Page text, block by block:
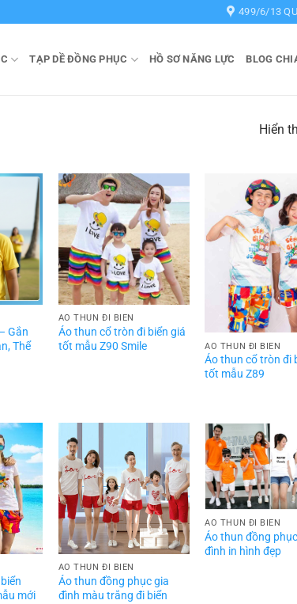
499/6/13
TẠP DỀ ĐỒNG PHỤC HỒ SƠ NĂNG LỰC BLOG
Hiển
Gắn
Thể
ÁO THUN ĐI BIỂN
Áo thun cổ tròn đi biển giá
tốt mẫu Z90 Smile
ÁO THUN ĐI BIỂN
Áo thun cổ tròn đi
tốt mẫu Z89
mới
ÁO THUN ĐI BIỂN
Áo thun đồng phục gia
đình màu trắng đi biển
ÁO THUN ĐI BIỂN
Áo thun đồng
đình in hình đẹp